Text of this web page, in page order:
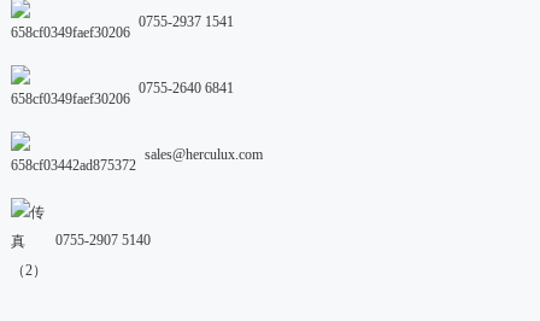
0755-2937 1541
0755-2640 6841
sales@herculux.com
0755-2907 5140